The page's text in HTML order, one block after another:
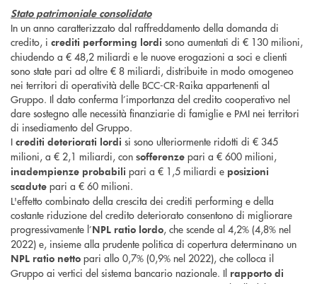
Stato patrimoniale consolidato
In un anno caratterizzato dal raffreddamento della domanda di
credito, i crediti performing lordi sono aumentati di € 130 milioni,
chiudendo a € 48,2 miliardi e le nuove erogazioni a soci e clienti
sono state pari ad oltre € 8 miliardi, distribuite in modo omogeneo
nei territori di operatività delle BCC-CR-Raika appartenenti al
Gruppo. Il dato conferma l’importanza del credito cooperativo nel
dare sostegno alle necessità finanziarie di famiglie e PMI nei territori
di insediamento del Gruppo.
I crediti deteriorati lordi si sono ulteriormente ridotti di € 345
milioni, a € 2,1 miliardi, con sofferenze pari a € 600 milioni,
inadempienze probabili pari a € 1,5 miliardi e posizioni
scadute pari a € 60 milioni.
L'effetto combinato della crescita dei crediti performing e della
costante riduzione del credito deteriorato consentono di migliorare
progressivamente l’NPL ratio lordo, che scende al 4,2% (4,8% nel
2022) e, insieme alla prudente politica di copertura determinano un
NPL ratio netto pari allo 0,7% (0,9% nel 2022), che colloca il
Gruppo ai vertici del sistema bancario nazionale. Il rapporto di